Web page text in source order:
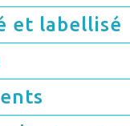
et labellisé